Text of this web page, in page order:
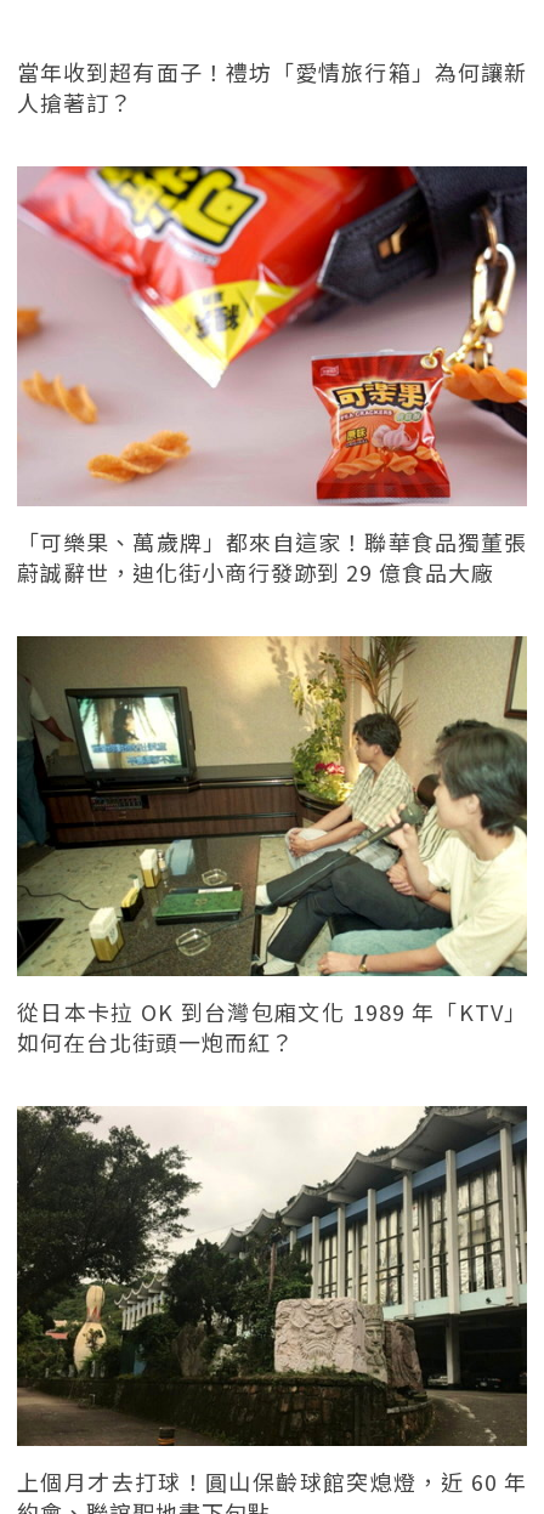
當年收到超有面子！禮坊「愛情旅行箱」為何讓新
人搶著訂？
「可樂果、萬歲牌」都來自這家！聯華食品獨董張
蔚誠辭世，迪化街小商行發跡到 29 億食品大廠
從日本卡拉 OK 到台灣包廂文化 1989 年「KTV」
如何在台北街頭一炮而紅？
上個月才去打球！圓山保齡球館突熄燈，近 60 年